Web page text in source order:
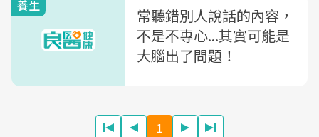
養生
常聽錯別人說話的內容，
不是不專心...其實可能是
大腦出了問題！
1